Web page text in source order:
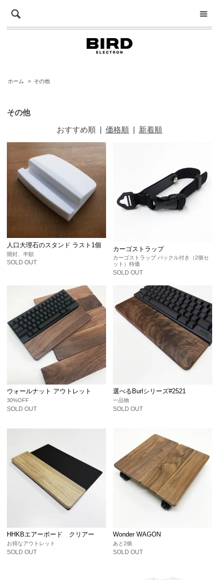
ホーム > その他
その他
おすすめ順 価格順 新着順
人口大理石のスタンド ラスト1個
開封、半額
SOLD OUT
カーゴストラップ
カーゴストラップ バックル付き（2個セ
ット）特価
SOLD OUT
ウォールナット アウトレット
30%OFF
SOLD OUT
選べるBurlシリーズ#2521
一品物
SOLD OUT
HHKBエアーボード クリアー
お得なアウトレット
SOLD OUT
Wonder WAGON
あと2個
SOLD OUT